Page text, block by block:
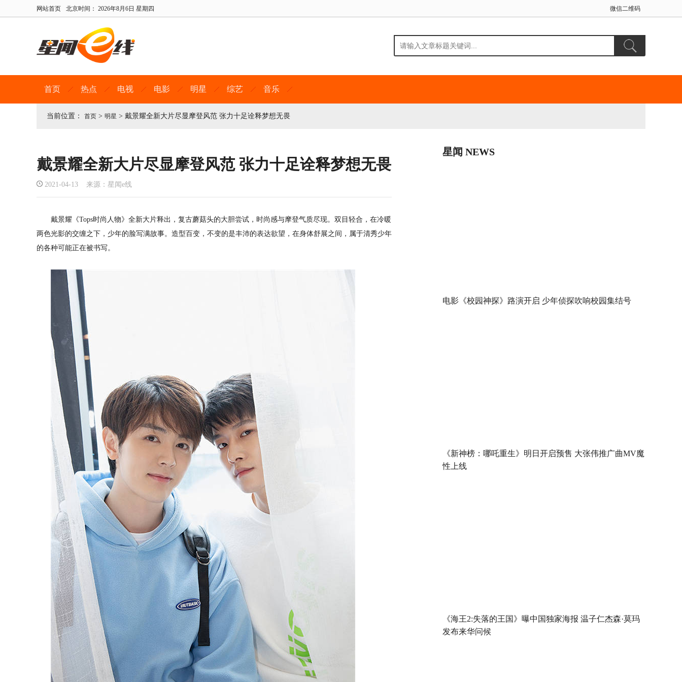
网站首页 北京时间： 2026年8月6日 星期四 微信二维码
首页 热点 电视 电影 明星 综艺 音乐
当前位置： 首页 > 明星 > 戴景耀全新大片尽显摩登风范 张力十足诠释梦想无畏
戴景耀全新大片尽显摩登风范 张力十足诠释梦想无畏
2021-04-13 来源：星闻e线
戴景耀《Tops时尚人物》全新大片释出，复古蘑菇头的大胆尝试，时尚感与摩登气质尽现。双目轻合，在冷暖
两色光影的交缠之下，少年的脸写满故事。造型百变，不变的是丰沛的表达欲望，在身体舒展之间，属于清秀少年
的各种可能正在被书写。
星闻 NEWS
电影《校园神探》路演开启 少年侦探吹响校园集结号
《新神榜：哪吒重生》明日开启预售 大张伟推广曲MV魔
性上线
《海王2:失落的王国》曝中国独家海报 温子仁杰森·莫玛
发布来华问候